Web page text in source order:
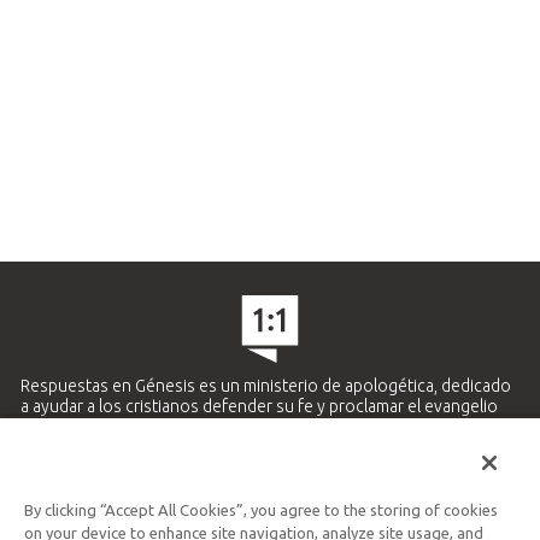
Respuestas en Génesis es un ministerio de apologética, dedicado
a ayudar a los cristianos defender su fe y proclamar el evangelio
Ministerio Hispano y Latinoamericano
By clicking “Accept All Cookies”, you agree to the storing of cookies
on your device to enhance site navigation, analyze site usage, and